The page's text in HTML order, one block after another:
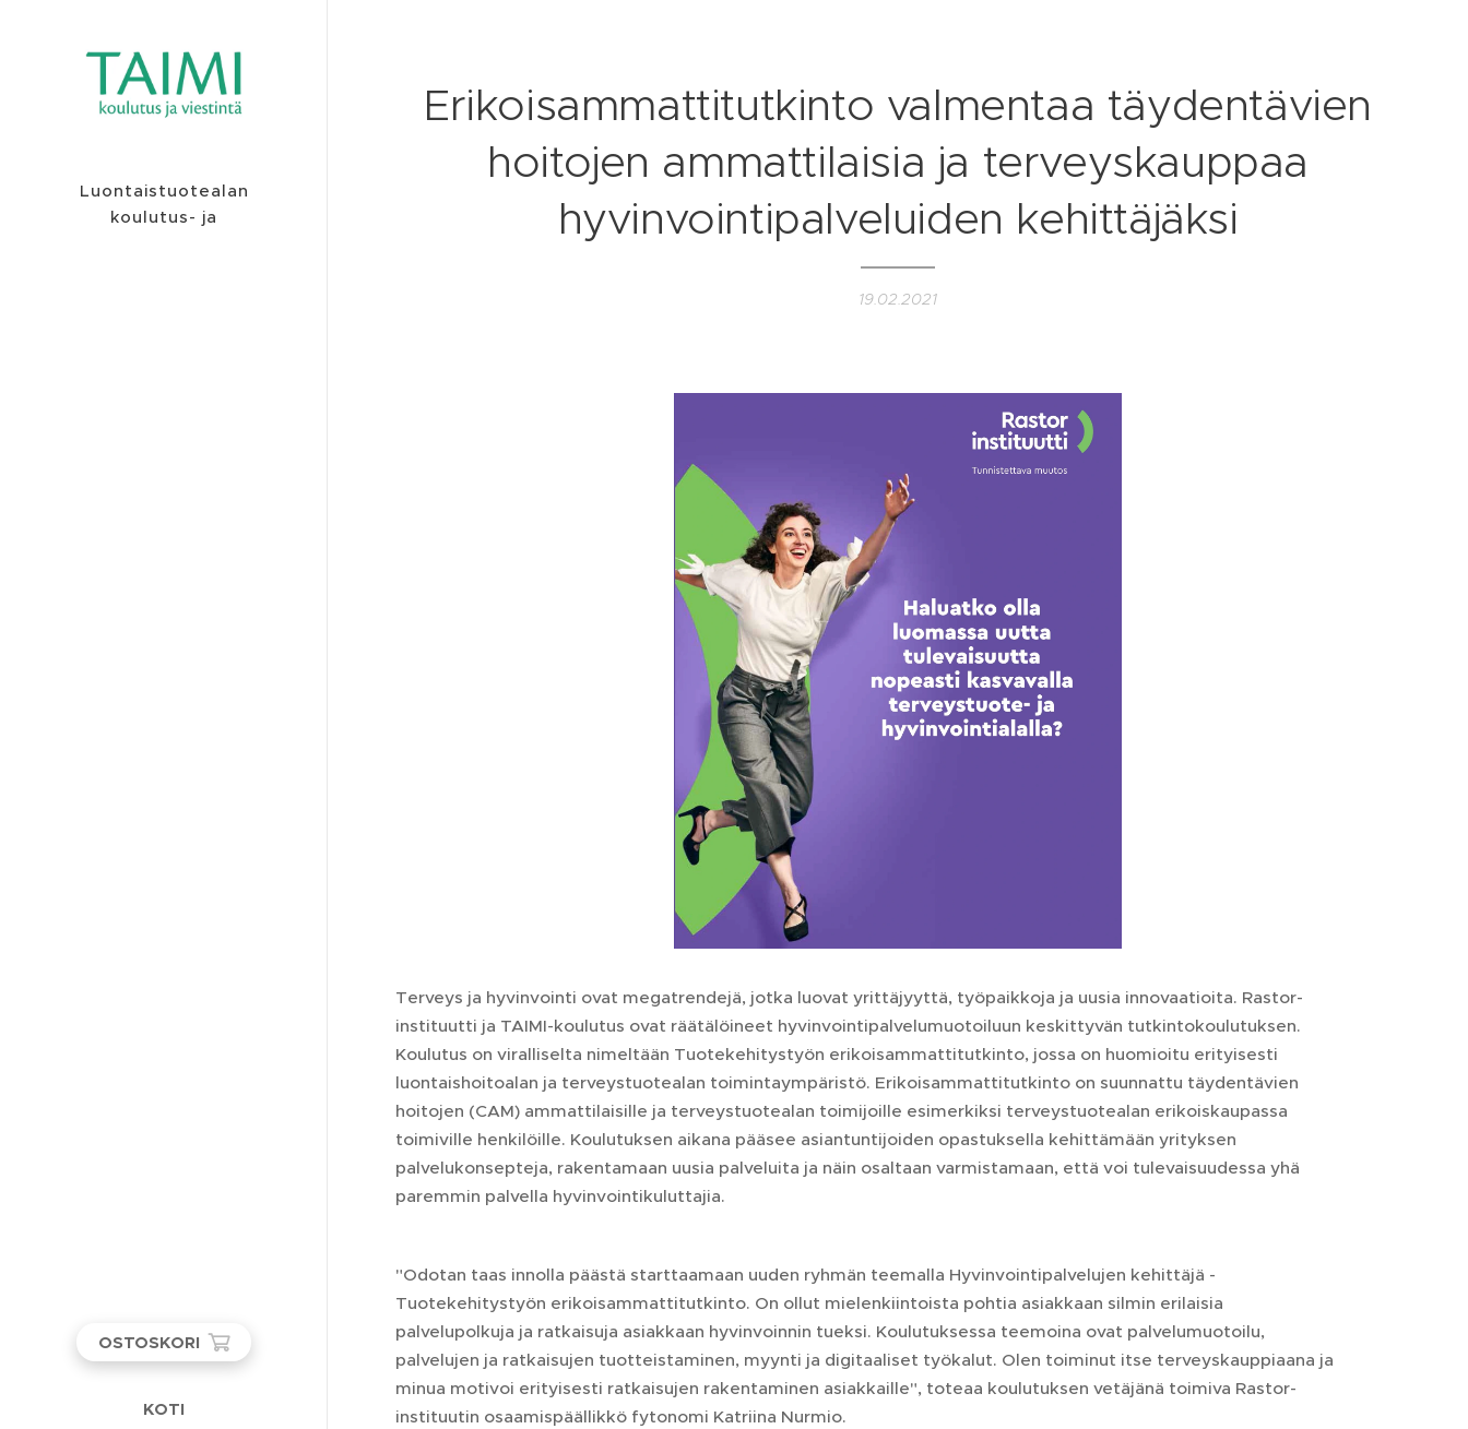
Luontaistuotealan
koulutus- ja
OSTOSKORI
KOTI
Erikoisammattitutkinto valmentaa täydentävien
hoitojen ammattilaisia ja terveyskauppaa
hyvinvointipalveluiden kehittäjäksi
19.02.2021
Terveys ja hyvinvointi ovat megatrendejä, jotka luovat yrittäjyyttä, työpaikkoja ja uusia innovaatioita. Rastor-
instituutti ja TAIMI-koulutus ovat räätälöineet hyvinvointipalvelumuotoiluun keskittyvän tutkintokoulutuksen.
Koulutus on viralliselta nimeltään Tuotekehitystyön erikoisammattitutkinto, jossa on huomioitu erityisesti
luontaishoitoalan ja terveystuotealan toimintaympäristö. Erikoisammattitutkinto on suunnattu täydentävien
hoitojen (CAM) ammattilaisille ja terveystuotealan toimijoille esimerkiksi terveystuotealan erikoiskaupassa
toimiville henkilöille. Koulutuksen aikana pääsee asiantuntijoiden opastuksella kehittämään yrityksen
palvelukonsepteja, rakentamaan uusia palveluita ja näin osaltaan varmistamaan, että voi tulevaisuudessa yhä
paremmin palvella hyvinvointikuluttajia.
"Odotan taas innolla päästä starttaamaan uuden ryhmän teemalla Hyvinvointipalvelujen kehittäjä -
Tuotekehitystyön erikoisammattitutkinto. On ollut mielenkiintoista pohtia asiakkaan silmin erilaisia
palvelupolkuja ja ratkaisuja asiakkaan hyvinvoinnin tueksi. Koulutuksessa teemoina ovat palvelumuotoilu,
palvelujen ja ratkaisujen tuotteistaminen, myynti ja digitaaliset työkalut. Olen toiminut itse terveyskauppiaana ja
minua motivoi erityisesti ratkaisujen rakentaminen asiakkaille", toteaa koulutuksen vetäjänä toimiva Rastor-
instituutin osaamispäällikkö fytonomi Katriina Nurmio.